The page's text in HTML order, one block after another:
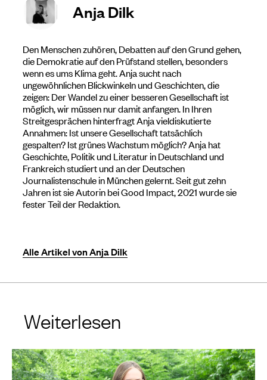
Anja Dilk
Den Menschen zuhören, Debatten auf den Grund gehen,
die Demokratie auf den Prüfstand stellen, besonders
wenn es ums Klima geht. Anja sucht nach
ungewöhnlichen Blickwinkeln und Geschichten, die
zeigen: Der Wandel zu einer besseren Gesellschaft ist
möglich, wir müssen nur damit anfangen. In Ihren
Streitgesprächen hinterfragt Anja vieldiskutierte
Annahmen: Ist unsere Gesellschaft tatsächlich
gespalten? Ist grünes Wachstum möglich? Anja hat
Geschichte, Politik und Literatur in Deutschland und
Frankreich studiert und an der Deutschen
Journalistenschule in München gelernt. Seit gut zehn
Jahren ist sie Autorin bei Good Impact, 2021 wurde sie
fester Teil der Redaktion.
Alle Artikel von Anja Dilk
Weiterlesen